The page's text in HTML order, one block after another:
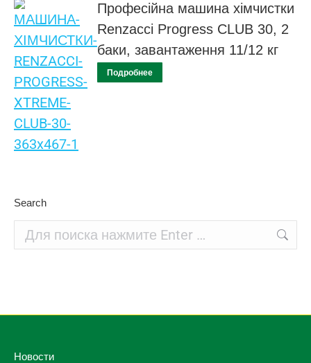
Професійна машина хімчистки
Renzacci Progress CLUB 30, 2
баки, завантаження 11/12 кг
Подробнее
Search
Новости